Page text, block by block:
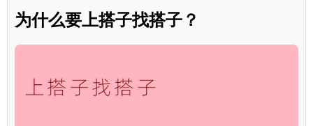
为什么要上搭子找搭子？